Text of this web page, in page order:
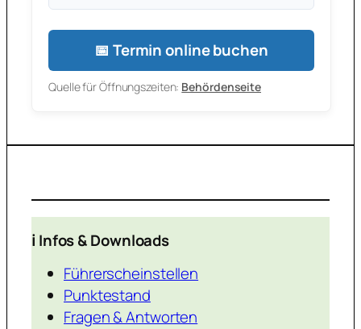
📅 Termin online buchen
Quelle für Öffnungszeiten: Behördenseite
ℹ️ Infos & Downloads
Führerscheinstellen
Punktestand
Fragen & Antworten